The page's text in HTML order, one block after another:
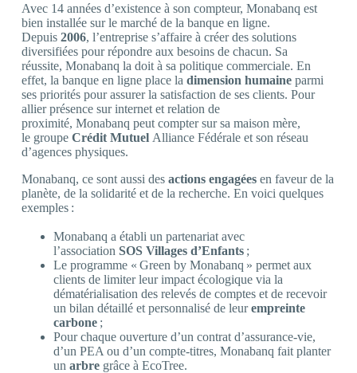
Avec 14 années d’existence à son compteur, Monabanq est
bien installée sur le marché de la banque en ligne.
Depuis 2006, l’entreprise s’affaire à créer des solutions
diversifiées pour répondre aux besoins de chacun. Sa
réussite, Monabanq la doit à sa politique commerciale. En
effet, la banque en ligne place la dimension humaine parmi
ses priorités pour assurer la satisfaction de ses clients. Pour
allier présence sur internet et relation de
proximité, Monabanq peut compter sur sa maison mère,
le groupe Crédit Mutuel Alliance Fédérale et son réseau
d’agences physiques.
Monabanq, ce sont aussi des actions engagées en faveur de la
planète, de la solidarité et de la recherche. En voici quelques
exemples :
Monabanq a établi un partenariat avec
l’association SOS Villages d’Enfants ;
Le programme « Green by Monabanq » permet aux
clients de limiter leur impact écologique via la
dématérialisation des relevés de comptes et de recevoir
un bilan détaillé et personnalisé de leurempreinte
carbone ;
Pour chaque ouverture d’un contrat d’assurance-vie,
d’un PEA ou d’un compte-titres, Monabanq fait planter
un arbre grâce à EcoTree.